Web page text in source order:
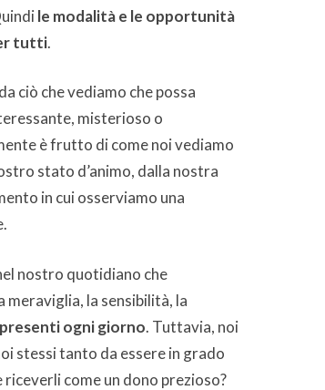
le modalità e le opportunità
tutti.
ciò che vediamo che possa
misterioso o
è frutto di come noi vediamo
stato d’animo, dalla nostra
in cui osserviamo una
nostro quotidiano che
la sensibilità, la
ognigiorno. Tuttavia, noi
stessi tanto da essere in grado
come un dono prezioso?